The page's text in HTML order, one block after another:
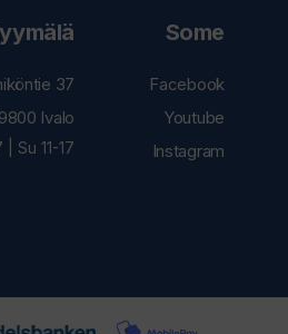
37
Ivalo
Su 11-17
Some
Facebook
Youtube
Instagram